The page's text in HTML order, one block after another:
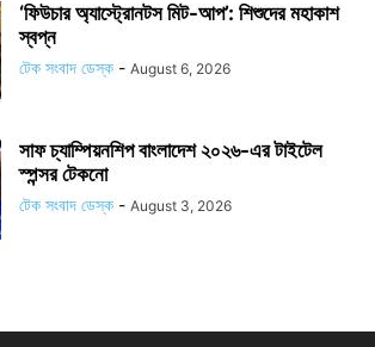
‘ফিউচার অ্যাস্ট্রোনটস মিট-আপ’: শিশুদের মহাকাশ
স্বপ্ন
টেক সংবাদ ডেস্ক - August 6, 2026
সাফ চ্যাম্পিয়নশিপ বাংলাদেশ ২০২৬-এর টাইটেল
স্পন্সর টেকনো
টেক সংবাদ ডেস্ক - August 3, 2026